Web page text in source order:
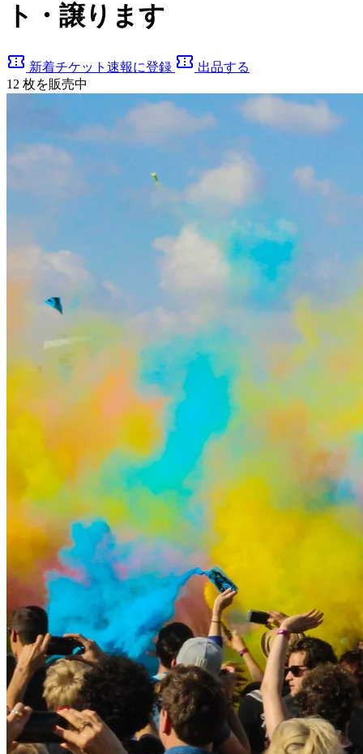
ト・譲ります
confirmation_number 新着チケット速報に登録 confirmation_number 出品する
12 枚を販売中